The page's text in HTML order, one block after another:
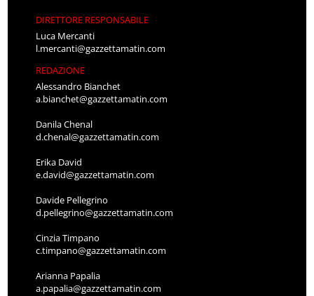
DIRETTORE RESPONSABILE
Luca Mercanti
l.mercanti@gazzettamatin.com
REDAZIONE
Alessandro Bianchet
a.bianchet@gazzettamatin.com
Danila Chenal
d.chenal@gazzettamatin.com
Erika David
e.david@gazzettamatin.com
Davide Pellegrino
d.pellegrino@gazzettamatin.com
Cinzia Timpano
c.timpano@gazzettamatin.com
Arianna Papalia
a.papalia@gazzettamatin.com